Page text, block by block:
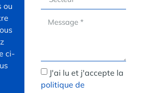
ou
ci-
J'ai lu et j'accepte la
politique de